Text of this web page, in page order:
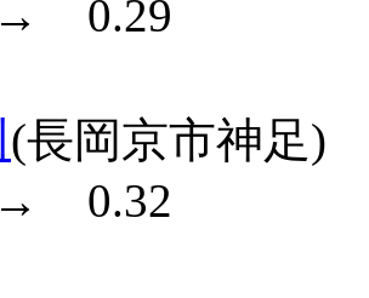
→
0.29
(長岡京市神足)
→
0.32